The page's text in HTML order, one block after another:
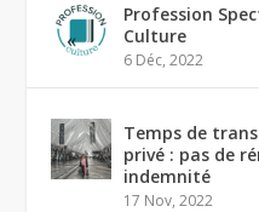
Profession
Culture
6 Déc, 2022
Temps de
privé : pas de
indemnité
17 Nov, 2022